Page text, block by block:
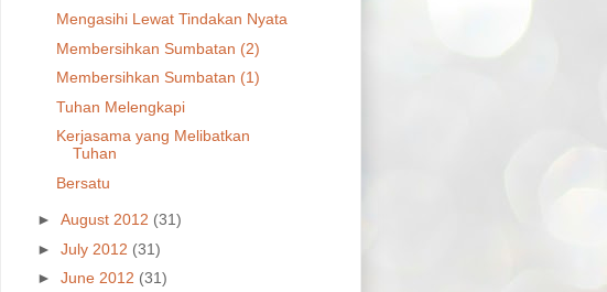
Mengasihi Lewat Tindakan Nyata
Membersihkan Sumbatan (2)
Membersihkan Sumbatan (1)
Tuhan Melengkapi
Kerjasama yang Melibatkan
Tuhan
Bersatu
► August 2012 (31)
► July 2012 (31)
► June 2012 (31)